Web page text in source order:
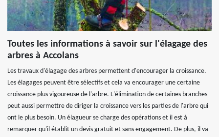
Toutes les informations à savoir sur l'élagage des
arbres à Accolans
Les travaux d'élagage des arbres permettent d'encourager la croissance.
Les élagages peuvent être sélectifs et cela va encourager une certaine
croissance plus vigoureuse de l'arbre. L'élimination de certaines branches
peut aussi permettre de diriger la croissance vers les parties de l'arbre qui
ont le plus besoin. Un élagueur se charge des opérations et il est à
remarquer qu'il établit un devis gratuit et sans engagement. De plus, il va